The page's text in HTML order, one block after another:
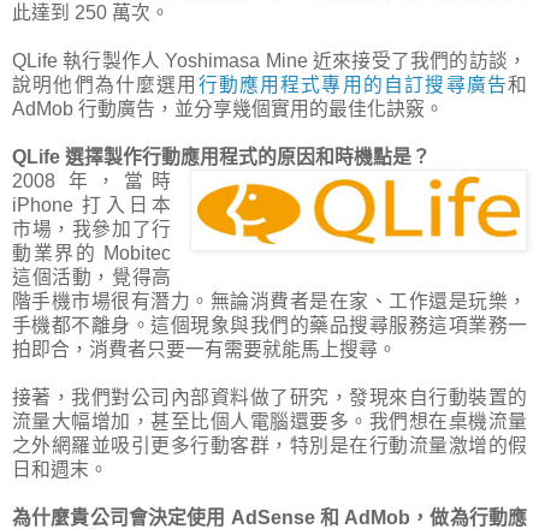
此達到 250 萬次。
QLife 執行製作人 Yoshimasa Mine 近來接受了我們的訪談，
說明他們為什麼選用 行動應用程式專用的自訂搜尋廣告和
AdMob 行動廣告，並分享幾個實用的最佳化訣竅。
QLife 選擇製作行動應用程式的原因和時機點是？
2008 年，當時
iPhone 打入日本
市場，我參加了行
動業界的 Mobitec
這個活動，覺得高
階手機市場很有潛力。無論消費者是在家、工作還是玩樂，
手機都不離身。這個現象與我們的藥品搜尋服務這項業務一
拍即合，消費者只要一有需要就能馬上搜尋。
接著，我們對公司內部資料做了研究，發現來自行動裝置的
流量大幅增加，甚至比個人電腦還要多。我們想在桌機流量
之外網羅並吸引更多行動客群，特別是在行動流量激增的假
日和週末。
為什麼貴公司會決定使用 AdSense 和 AdMob，做為行動應